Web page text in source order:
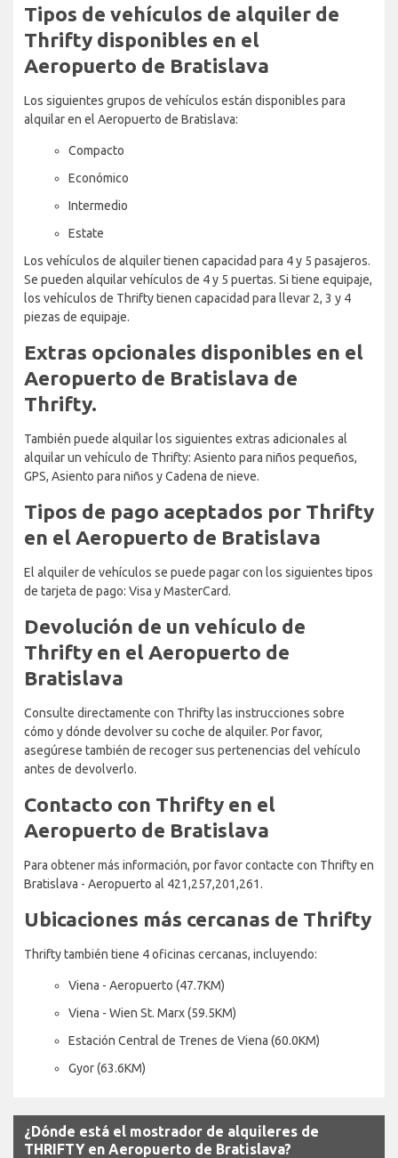
Tipos de vehículos de alquiler de
Thrifty disponibles en el
Aeropuerto de Bratislava
Los siguientes grupos de vehículos están disponibles para
alquilar en el Aeropuerto de Bratislava:
Compacto
Económico
Intermedio
Estate
Los vehículos de alquiler tienen capacidad para 4 y 5 pasajeros.
Se pueden alquilar vehículos de 4 y 5 puertas. Si tiene equipaje,
los vehículos de Thrifty tienen capacidad para llevar 2, 3 y 4
piezas de equipaje.
Extras opcionales disponibles en el
Aeropuerto de Bratislava de
Thrifty.
También puede alquilar los siguientes extras adicionales al
alquilar un vehículo de Thrifty: Asiento para niños pequeños,
GPS, Asiento para niños y Cadena de nieve.
Tipos de pago aceptados por Thrifty
en el Aeropuerto de Bratislava
El alquiler de vehículos se puede pagar con los siguientes tipos
de tarjeta de pago: Visa y MasterCard.
Devolución de un vehículo de
Thrifty en el Aeropuerto de
Bratislava
Consulte directamente con Thrifty las instrucciones sobre
cómo y dónde devolver su coche de alquiler. Por favor,
asegúrese también de recoger sus pertenencias del vehículo
antes de devolverlo.
Contacto con Thrifty en el
Aeropuerto de Bratislava
Para obtener más información, por favor contacte con Thrifty en
Bratislava - Aeropuerto al 421,257,201,261.
Ubicaciones más cercanas de Thrifty
Thrifty también tiene 4 oficinas cercanas, incluyendo:
Viena - Aeropuerto (47.7KM)
Viena - Wien St. Marx (59.5KM)
Estación Central de Trenes de Viena (60.0KM)
Gyor (63.6KM)
¿Dónde está el mostrador de alquileres de
THRIFTY en Aeropuerto de Bratislava?